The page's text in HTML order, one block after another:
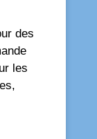
des
les